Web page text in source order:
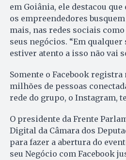
em Goiânia, ele destacou
os empreendedores
mais, nas redes sociais
seus negócios. “Em qualquer
estiver atento a isso não vai
Somente o Facebook registra
milhões de pessoas
rede do grupo, o Instagram,
O presidente da Frente
Digital da Câmara dos
para fazer a abertura do
seu Negócio com Facebook